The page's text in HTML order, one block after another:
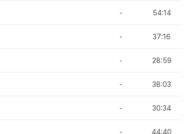
- 54:14
- 37:16
- 28:59
- 38:03
- 30:34
- 44:40